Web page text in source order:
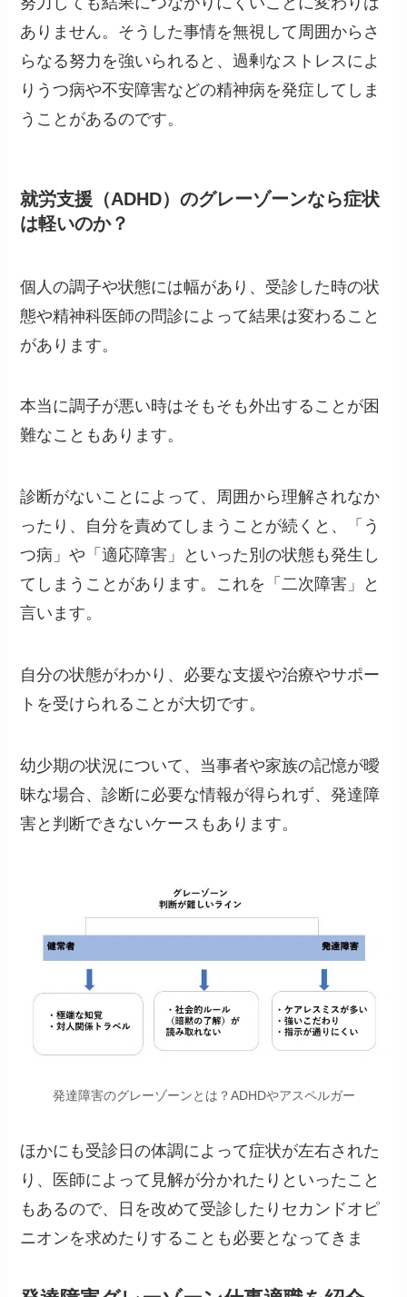
ありません。そうした事情を無視して周囲からさ
らなる努力を強いられると、過剰なストレスによ
りうつ病や不安障害などの精神病を発症してしま
うことがあるのです。
就労支援（ADHD）のグレーゾーンなら症状
は軽いのか？
個人の調子や状態には幅があり、受診した時の状
態や精神科医師の問診によって結果は変わること
があります。
本当に調子が悪い時はそもそも外出することが困
難なこともあります。
診断がないことによって、周囲から理解されなか
ったり、自分を責めてしまうことが続くと、「う
つ病」や「適応障害」といった別の状態も発生し
てしまうことがあります。これを「二次障害」と
言います。
自分の状態がわかり、必要な支援や治療やサポー
トを受けられることが大切です。
幼少期の状況について、当事者や家族の記憶が曖
昧な場合、診断に必要な情報が得られず、発達障
害と判断できないケースもあります。
発達障害のグレーゾーンとは？ADHDやアスペルガー
ほかにも受診日の体調によって症状が左右された
り、医師によって見解が分かれたりといったこと
もあるので、日を改めて受診したりセカンドオピ
ニオンを求めたりすることも必要となってきま